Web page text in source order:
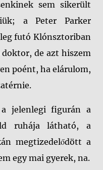
sem sikerült
a Peter Parker
futó Klónsztoriban
de azt hiszem
poént, ha elárulom,
jelenlegi figurán a
ruhája látható, a
megtizedelődött a
egy mai gyerek, na.